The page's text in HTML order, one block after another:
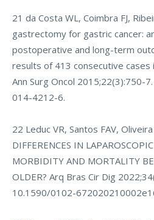
21 da Costa WL, Coimbra FJ,
gastrectomy for gastric cancer:
postoperative and long-term
results of 413 consecutive cases
Ann Surg Oncol 2015;22(3):750-
014-4212-6.
22 Leduc VR, Santos FAV,
DIFFERENCES IN
MORBIDITY AND MORTALITY
OLDER? Arq Bras Cir Dig
10.1590/0102-